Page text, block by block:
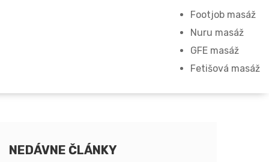
Footjob masáž
Nuru masáž
GFE masáž
Fetišová masáž
NEDÁVNE ČLÁNKY